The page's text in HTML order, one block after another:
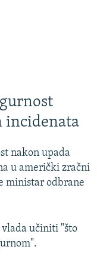
incidenata
nakon upada
u američki zračni
ministar odbrane
vlada učiniti "što